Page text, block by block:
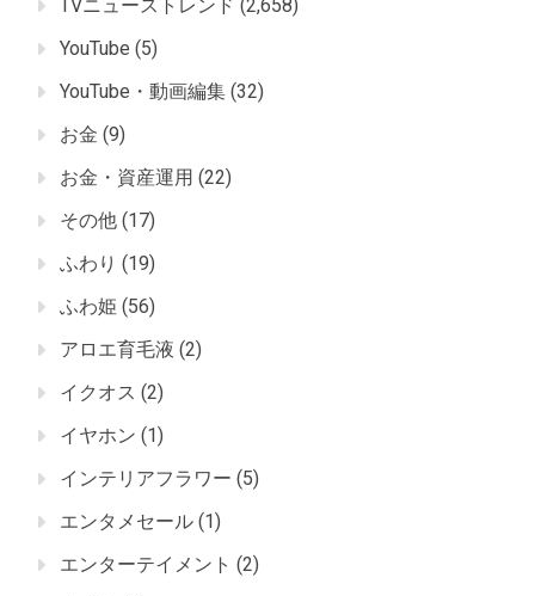
TVニューストレンド (2,658)
YouTube (5)
YouTube・動画編集 (32)
お金 (9)
お金・資産運用 (22)
その他 (17)
ふわり (19)
ふわ姫 (56)
アロエ育毛液 (2)
イクオス (2)
イヤホン (1)
インテリアフラワー (5)
エンタメセール (1)
エンターテイメント (2)